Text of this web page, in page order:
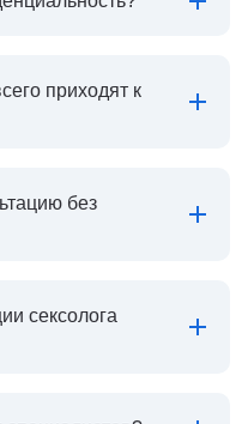
приходят к
без
сексолога